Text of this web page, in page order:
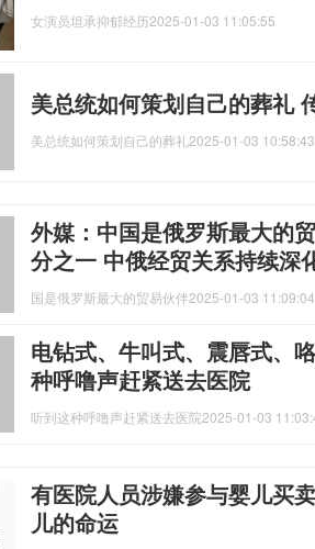
女演员坦承抑郁经历2025-01-03 11:05:55
美总统如何策划自己的葬礼
美总统如何策划自己的葬礼2025-01-03 10:58:43
外媒：中国是俄罗斯最大的
分之一 中俄经贸关系持续深
国是俄罗斯最大的贸易伙伴2025-01-03 11:09:04
电钻式、牛叫式、震唇式
种呼噜声赶紧送去医院
听到这种呼噜声赶紧送去医院2025-01-03
有医院人员涉嫌参与婴儿买
儿的命运